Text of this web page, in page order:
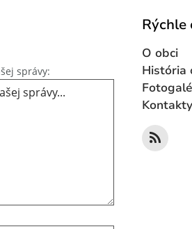
správy: Text vašej správy...
Rýchle
O obci
História
Kontakty